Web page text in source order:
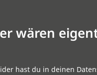
wären
hast du in deinen